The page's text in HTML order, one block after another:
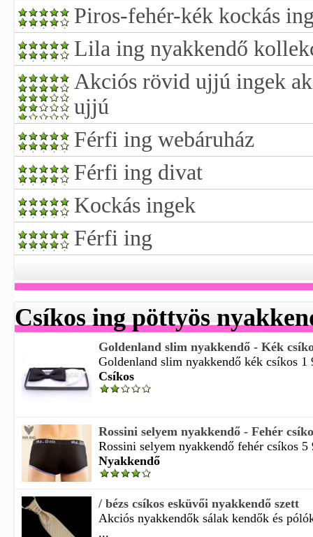
Piros-fehér-kék kockás
Lila ing nyakkendő
Akciós rövid ujjú ingek
ujjú
Férfi ing webáruház
Férfi ing divat
Kockás ingek
Férfi ing
Csíkos ing pöttyös
Goldenland slim nyakkendő - Kék
Goldenland slim nyakkendő kék csíkos 1
Csíkos
Rossini selyem nyakkendő - Fehér
Rossini selyem nyakkendő fehér csíkos 5
Nyakkendő
/ bézs csíkos esküvői nyakkendő szett
Akciós nyakkendők sálak kendők és
...